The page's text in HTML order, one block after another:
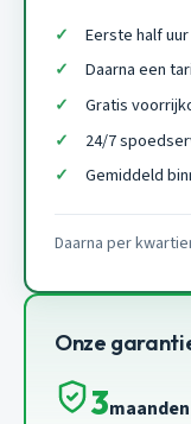
Eerste half
Daarna een
Gratis
24/7
Gemiddeld
Daarna per
Onze
3